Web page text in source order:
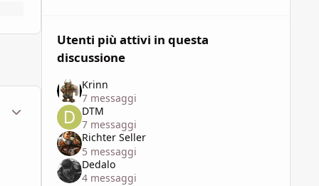
Statistiche Autore
Utenti più attivi in questa
discussione
Krinn
7 messaggi
DTM
7 messaggi
Richter Seller
5 messaggi
Dedalo
4 messaggi